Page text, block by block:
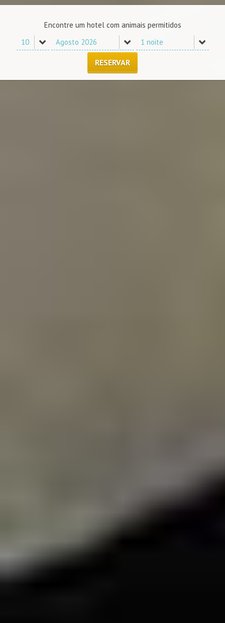
Encontre um hotel com animais permitidos
RESERVAR